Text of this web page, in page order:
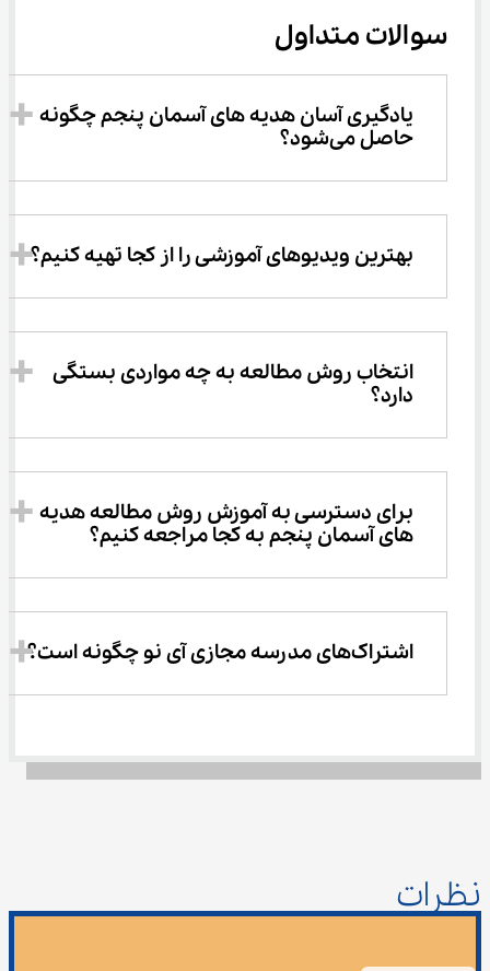
سوالات متداول
یادگیری آسان هدیه ‌های آسمان پنجم چگونه
حاصل می‌شود؟
بهترین ویدیوهای آموزشی را از کجا تهیه کنیم؟
انتخاب روش مطالعه به چه مواردی بستگی
دارد؟
برای دسترسی به آموزش روش مطالعه هدیه
‌های آسمان پنجم به کجا مراجعه کنیم؟
اشتراک‌های مدرسه مجازی آی نو چگونه است؟
نظرات